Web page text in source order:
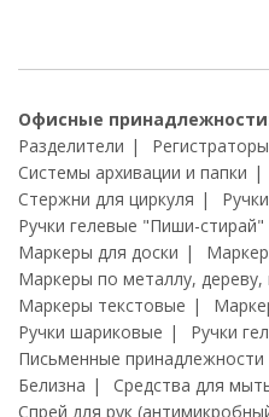
Офисные
Разделители
Регистраторы
Системы архивации и папки
Стержни для циркуля
Ручки гелевые "Пиши-стирай"
Маркеры для доски
Маркеры по металлу, дереву,
Маркеры текстовые
Ручки шариковые
Ручки
Письменные принадлежности
Белизна
Средства для
Спрей для рук